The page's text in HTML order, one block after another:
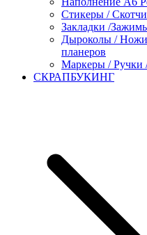
Стикеры /
Закладки /
Дыроколы /
планеров
Маркеры / Ручки
СКРАПБУКИНГ